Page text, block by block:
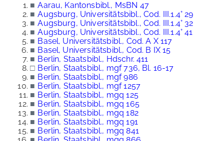
■ Aarau, Kantonsbibl., MsBN 47
■ Augsburg, Universitätsbibl., Cod. III.1.4° 29
■ Augsburg, Universitätsbibl., Cod. III.1.4° 32
■ Augsburg, Universitätsbibl., Cod. III.1.4° 41
■ Basel, Universitätsbibl., Cod. A X 117
■ Basel, Universitätsbibl., Cod. B IX 15
■ Berlin, Staatsbibl., Hdschr. 411
□ Berlin, Staatsbibl., mgf 736, Bl. 16-17
■ Berlin, Staatsbibl., mgf 986
■ Berlin, Staatsbibl., mgf 1257
■ Berlin, Staatsbibl., mgq 125
■ Berlin, Staatsbibl., mgq 165
■ Berlin, Staatsbibl., mgq 182
■ Berlin, Staatsbibl., mgq 191
■ Berlin, Staatsbibl., mgq 841